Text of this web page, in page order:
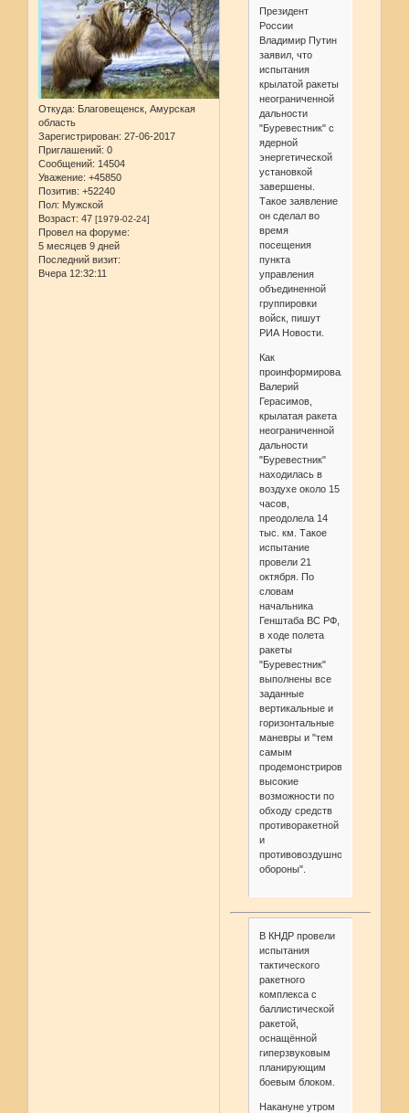
Откуда: Благовещенск, Амурская
область
Зарегистрирован: 27-06-2017
Приглашений: 0
Сообщений: 14504
Уважение: +45850
Позитив: +52240
Пол: Мужской
Возраст: 47 [1979-02-24]
Провел на форуме:
5 месяцев 9 дней
Последний визит:
Вчера 12:32:11
Президент
России
Владимир Путин
заявил, что
испытания
крылатой ракеты
неограниченной
дальности
"Буревестник" с
ядерной
энергетической
установкой
завершены.
Такое заявление
он сделал во
время
посещения
пункта
управления
объединенной
группировки
войск, пишут
РИА Новости.
Как
проинформировал
Валерий
Герасимов,
крылатая ракета
неограниченной
дальности
"Буревестник"
находилась в
воздухе около 15
часов,
преодолела 14
тыс. км. Такое
испытание
провели 21
октября. По
словам
начальника
Генштаба ВС РФ,
в ходе полета
ракеты
"Буревестник"
выполнены все
заданные
вертикальные и
горизонтальные
маневры и "тем
самым
продемонстрированы
высокие
возможности по
обходу средств
противоракетной
и
противовоздушной
обороны".
В КНДР провели
испытания
тактического
ракетного
комплекса с
баллистической
ракетой,
оснащённой
гиперзвуковым
планирующим
боевым блоком.
Накануне утром